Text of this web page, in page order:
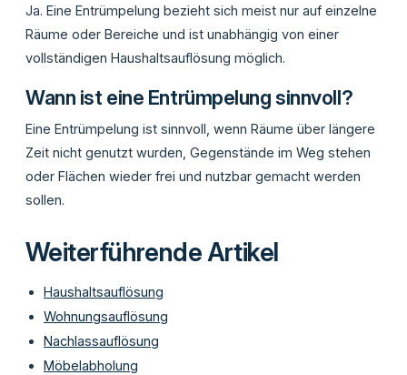
Ja. Eine Entrümpelung bezieht sich meist nur auf einzelne
Räume oder Bereiche und ist unabhängig von einer
vollständigen Haushaltsauflösung möglich.
Wann ist eine Entrümpelung sinnvoll?
Eine Entrümpelung ist sinnvoll, wenn Räume über längere
Zeit nicht genutzt wurden, Gegenstände im Weg stehen
oder Flächen wieder frei und nutzbar gemacht werden
sollen.
Weiterführende Artikel
Haushaltsauflösung
Wohnungsauflösung
Nachlassauflösung
Möbelabholung